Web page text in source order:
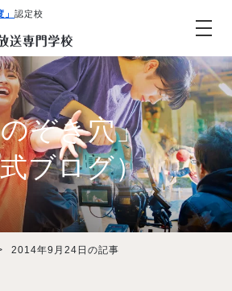
認定校
テム
ぞき穴」
式ブログ）
2014年9月24日の記事